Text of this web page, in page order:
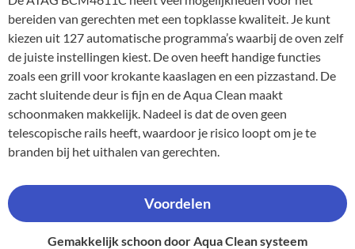
bereiden van gerechten met een topklasse kwaliteit. Je kunt
kiezen uit 127 automatische programma’s waarbij de oven zelf
de juiste instellingen kiest. De oven heeft handige functies
zoals een grill voor krokante kaaslagen en een pizzastand. De
zacht sluitende deur is fijn en de Aqua Clean maakt
schoonmaken makkelijk. Nadeel is dat de oven geen
telescopische rails heeft, waardoor je risico loopt om je te
branden bij het uithalen van gerechten.
Voordelen
Gemakkelijk schoon door Aqua Clean systeem